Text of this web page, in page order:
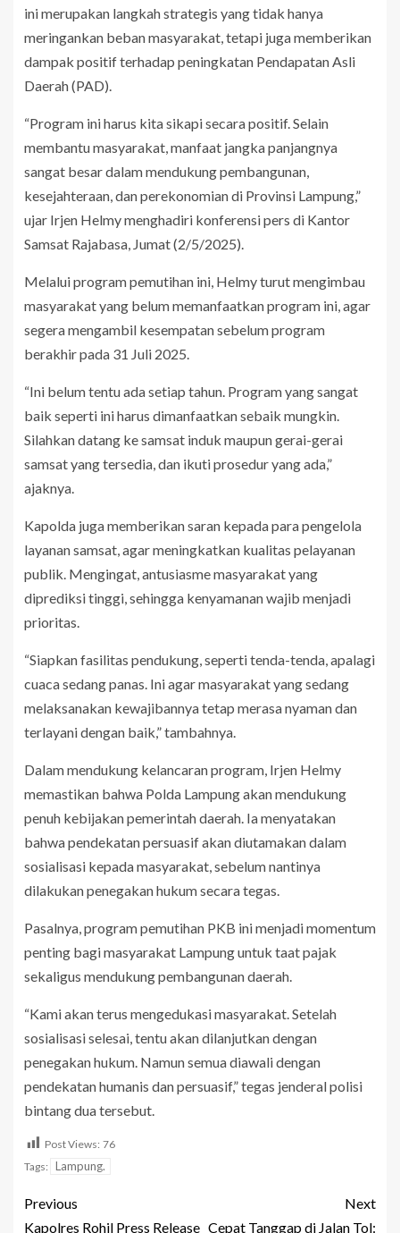
ini merupakan langkah strategis yang tidak hanya
meringankan beban masyarakat, tetapi juga memberikan
dampak positif terhadap peningkatan Pendapatan Asli
Daerah (PAD).
“Program ini harus kita sikapi secara positif. Selain
membantu masyarakat, manfaat jangka panjangnya
sangat besar dalam mendukung pembangunan,
kesejahteraan, dan perekonomian di Provinsi Lampung,”
ujar Irjen Helmy menghadiri konferensi pers di Kantor
Samsat Rajabasa, Jumat (2/5/2025).
Melalui program pemutihan ini, Helmy turut mengimbau
masyarakat yang belum memanfaatkan program ini, agar
segera mengambil kesempatan sebelum program
berakhir pada 31 Juli 2025.
“Ini belum tentu ada setiap tahun. Program yang sangat
baik seperti ini harus dimanfaatkan sebaik mungkin.
Silahkan datang ke samsat induk maupun gerai-gerai
samsat yang tersedia, dan ikuti prosedur yang ada,”
ajaknya.
Kapolda juga memberikan saran kepada para pengelola
layanan samsat, agar meningkatkan kualitas pelayanan
publik. Mengingat, antusiasme masyarakat yang
diprediksi tinggi, sehingga kenyamanan wajib menjadi
prioritas.
“Siapkan fasilitas pendukung, seperti tenda-tenda, apalagi
cuaca sedang panas. Ini agar masyarakat yang sedang
melaksanakan kewajibannya tetap merasa nyaman dan
terlayani dengan baik,” tambahnya.
Dalam mendukung kelancaran program, Irjen Helmy
memastikan bahwa Polda Lampung akan mendukung
penuh kebijakan pemerintah daerah. Ia menyatakan
bahwa pendekatan persuasif akan diutamakan dalam
sosialisasi kepada masyarakat, sebelum nantinya
dilakukan penegakan hukum secara tegas.
Pasalnya, program pemutihan PKB ini menjadi momentum
penting bagi masyarakat Lampung untuk taat pajak
sekaligus mendukung pembangunan daerah.
“Kami akan terus mengedukasi masyarakat. Setelah
sosialisasi selesai, tentu akan dilanjutkan dengan
penegakan hukum. Namun semua diawali dengan
pendekatan humanis dan persuasif,” tegas jenderal polisi
bintang dua tersebut.
Post Views: 76
Tags: Lampung.
Previous
Kapolres Rohil Press Release
Next
Cepat Tanggap di Jalan Tol: